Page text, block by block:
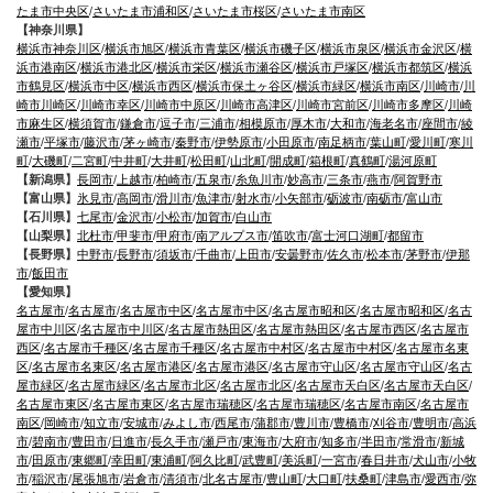
たま市中央区/さいたま市浦和区/さいたま市桜区/さいたま市南区
【神奈川県】
横浜市神奈川区/横浜市旭区/横浜市青葉区/横浜市磯子区/横浜市泉区/横浜市金沢区/横
浜市港南区/横浜市港北区/横浜市栄区/横浜市瀬谷区/横浜市戸塚区/横浜市都筑区/横浜
市鶴見区/横浜市中区/横浜市西区/横浜市保土ヶ谷区/横浜市緑区/横浜市南区/川崎市/川
崎市川崎区/川崎市幸区/川崎市中原区/川崎市高津区/川崎市宮前区/川崎市多摩区/川崎
市麻生区/横須賀市/鎌倉市/逗子市/三浦市/相模原市/厚木市/大和市/海老名市/座間市/綾
瀬市/平塚市/藤沢市/茅ヶ崎市/秦野市/伊勢原市/小田原市/南足柄市/葉山町/愛川町/寒川
町/大磯町/二宮町/中井町/大井町/松田町/山北町/開成町/箱根町/真鶴町/湯河原町
【新潟県】 長岡市/ 上越市/柏崎市/五泉市/糸魚川市/妙高市/三条市/燕市/阿賀野市
【富山県】 氷見市/高岡市/滑川市/魚津市/射水市/小矢部市/砺波市/南砺市/富山市
【石川県】 七尾市/金沢市/小松市/加賀市/白山市
【山梨県】 北杜市/甲斐市/甲府市/南アルプス市/笛吹市/富士河口湖町/都留市
【長野県】 中野市/長野市/須坂市/千曲市/ 上田市/安曇野市/佐久市/松本市/茅野市/伊那
市/飯田市
【愛知県】
名古屋市/名古屋市/名古屋市中区/名古屋市中区/名古屋市昭和区/名古屋市昭和区/名古
屋市中川区/名古屋市中川区/名古屋市熱田区/名古屋市熱田区/名古屋市西区/名古屋市
西区/名古屋市千種区/名古屋市千種区/名古屋市中村区/名古屋市中村区/名古屋市名東
区/名古屋市名東区/名古屋市港区/名古屋市港区/名古屋市守山区/名古屋市守山区/名古
屋市緑区/名古屋市緑区/名古屋市北区/名古屋市北区/名古屋市天白区/名古屋市天白区/
名古屋市東区/名古屋市東区/名古屋市瑞穂区/名古屋市瑞穂区/名古屋市南区/名古屋市
南区/岡崎市/知立市/安城市/みよし市/西尾市/蒲郡市/豊川市/豊橋市/刈谷市/豊明市/高浜
市/碧南市/豊田市/日進市/長久手市/瀬戸市/東海市/大府市/知多市/半田市/常滑市/新城
市/田原市/東郷町/幸田町/東浦町/阿久比町/武豊町/美浜町/一宮市/春日井市/犬山市/小牧
市/稲沢市/尾張旭市/岩倉市/清須市/北名古屋市/豊山町/大口町/扶桑町/津島市/愛西市/弥